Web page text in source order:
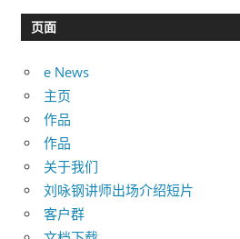
目页面
e News
主页
作品
作品
关于我们
刘咏钢讲师出场介绍短片
客户群